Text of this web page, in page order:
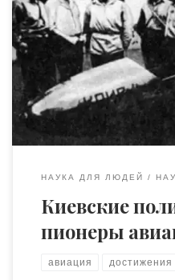
аэроплане «Флайер-1»,
года братья Орвилл и
метров, а продолжался он
коротенький полет
человечества. Видимо,
своевременно, поскольку
пошло семимильными
НАУКА ДЛЯ ЛЮДЕЙ
Киевские
пионеры
авиация достижения